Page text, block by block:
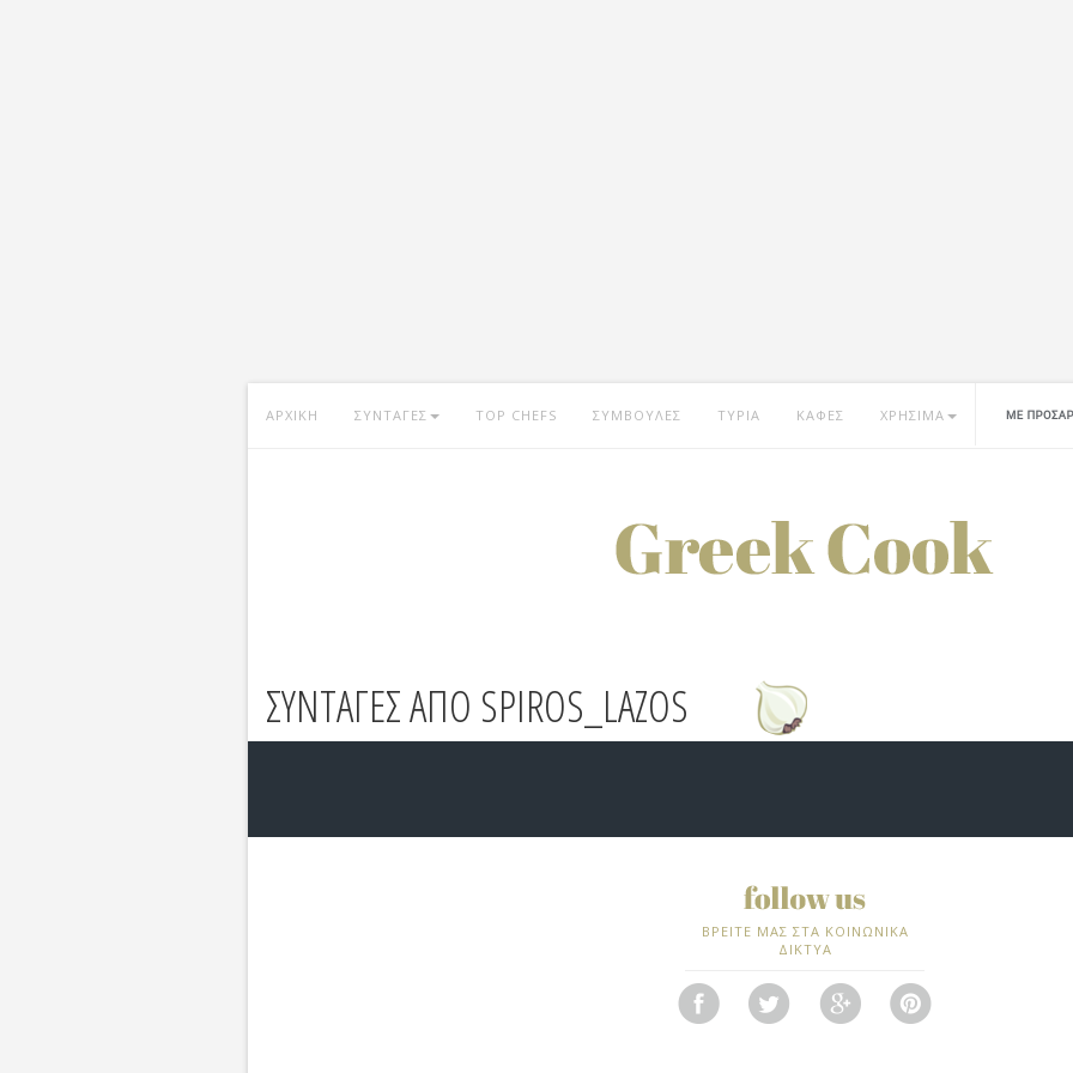
ΑΡΧΙΚΗ ΣΥΝΤΑΓΕΣ TOP CHEFS ΣΥΜΒΟΥΛΕΣ ΤΥΡΙΑ ΚΑΦΕΣ ΧΡΗΣΙΜΑ
ΣΥΝΤΑΓΕΣ ΑΠΟ SPIROS_LAZOS
ΒΡΕΙΤΕ ΜΑΣ ΣΤΑ ΚΟΙΝΩΝΙΚΑ
ΔΙΚΤΥΑ